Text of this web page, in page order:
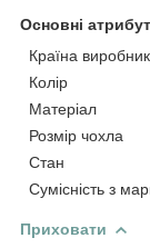
Основні
Країна виробник
Колір
Матеріал
Розмір чохла
Стан
Сумісність з
Приховати